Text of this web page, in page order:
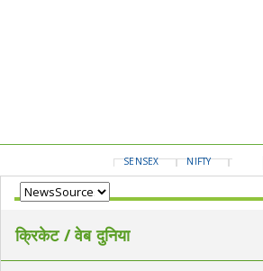
SENSEX NIFTY
क्रिकेट / वेब दुनिया